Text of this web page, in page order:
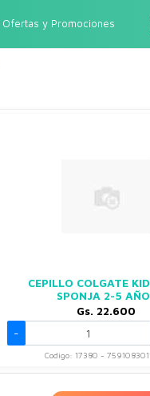
Ofertas y Promociones
CEPILLO COLGATE
SPONJA 2-5
Gs. 22.600
-
Codigo: 17380 -